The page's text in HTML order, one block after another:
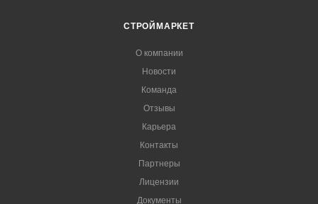
СТРОЙМАРКЕТ
О компании
Новости
Команда
Отзывы
Карьера
Контакты
Партнеры
Лицензии
Документы